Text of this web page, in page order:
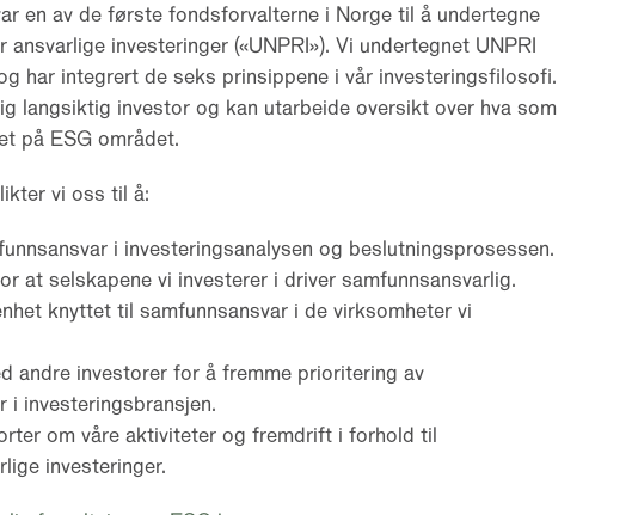
en av de første fondsforvalterne i Norge til å undertegne
investeringer («UNPRI»). Vi undertegnet UNPRI
har integrert de seks prinsippene i vår investeringsfilosofi.
langsiktig investor og kan utarbeide oversikt over hva som
på ESG området.
vi oss til å:
i investeringsanalysen og beslutningsprosessen.
at selskapene vi investerer i driver samfunnsansvarlig.
knyttet til samfunnsansvar i de virksomheter vi
andre investorer for å fremme prioritering av
i investeringsbransjen.
om våre aktiviteter og fremdrift i forhold til
investeringer.